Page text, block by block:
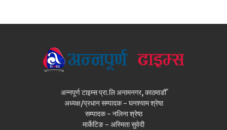
अन्नपूर्ण टाइम्स प्रा.लि अनामनगर, काठमाडौँ
अध्यक्ष/प्रधान सम्पादक - घनश्याम श्रेष्ठ
सम्पादक - नलिना श्रेष्ठ
मार्केटिङ - अस्मिता सुवेदी